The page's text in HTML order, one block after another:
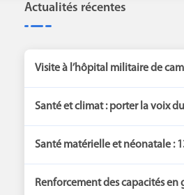
Actualités récentes
Visite à l’hôpital militaire de
Santé et climat : porter la voix
Santé matérielle et néonatale :
Renforcement des capacités en